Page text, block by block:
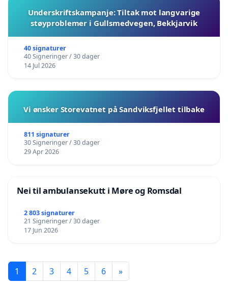
Underskriftskampanje: Tiltak mot langvarige
støyproblemer i Gullsmedvegen, Bekkjarvik
40 signaturer
40 Signeringer / 30 dager
14 Jul 2026
Vi ønsker Storevatnet på Sandviksfjellet tilbake
811 signaturer
30 Signeringer / 30 dager
29 Apr 2026
Nei til ambulansekutt i Møre og Romsdal
2 803 signaturer
21 Signeringer / 30 dager
17 Jun 2026
1 2 3 4 5 6 »